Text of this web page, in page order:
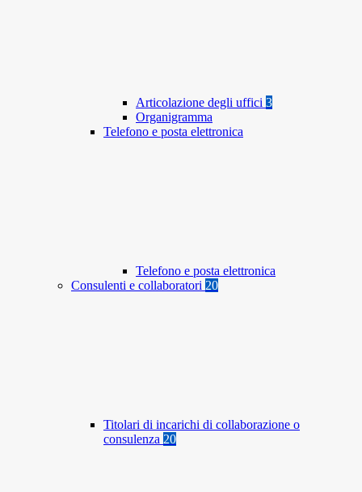
Articolazione degli uffici 3
Organigramma
Telefono e posta elettronica
Telefono e posta elettronica
Consulenti e collaboratori 20
Titolari di incarichi di collaborazione o
consulenza 20